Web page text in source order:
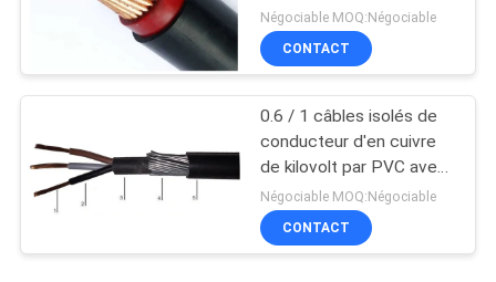
câbles de
commande
millimètres carrés pour le
souterrain/centrale
Négociable MOQ:Négociable
CONTACT
0.6 / 1 câbles isolés de
conducteur d'en cuivre
de kilovolt par PVC avec
le cable électrique blindé
galvanisé de fil d'acier
Négociable MOQ:Négociable
CONTACT